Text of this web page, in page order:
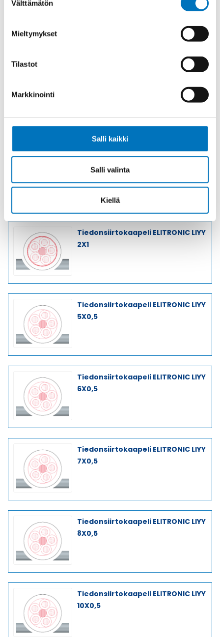
valinta
Välttämätön
Mieltymykset
Tilastot
Markkinointi
Salli kaikki
Salli valinta
Kiellä
Tiedonsiirtokaapeli ELITRONIC LIYY
Tiedonsiirtokaapeli ELITRONIC LIYY
10X0,75
Tiedonsiirtokaapeli ELITRONIC LIYY
2X1
Tiedonsiirtokaapeli ELITRONIC LIYY
5X0,5
Tiedonsiirtokaapeli ELITRONIC LIYY
6X0,5
Tiedonsiirtokaapeli ELITRONIC LIYY
7X0,5
Tiedonsiirtokaapeli ELITRONIC LIYY
8X0,5
Tiedonsiirtokaapeli ELITRONIC LIYY
10X0,5